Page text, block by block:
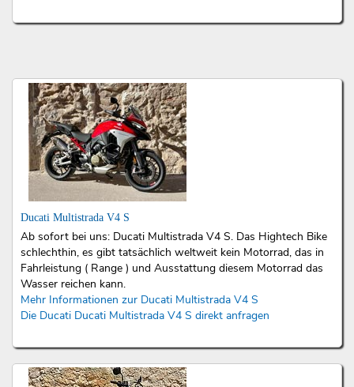
Ducati Multistrada V4 S
Ab sofort bei uns: Ducati Multistrada V4 S. Das Hightech Bike
schlechthin, es gibt tatsächlich weltweit kein Motorrad, das in
Fahrleistung ( Range ) und Ausstattung diesem Motorrad das
Wasser reichen kann.
Mehr Informationen zur Ducati Multistrada V4 S
Die Ducati Ducati Multistrada V4 S direkt anfragen